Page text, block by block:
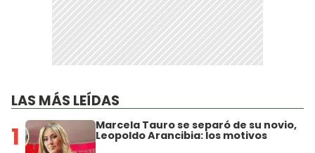
LAS MÁS LEÍDAS
1 Marcela Tauro se separó de su novio,
Leopoldo Arancibia: los motivos